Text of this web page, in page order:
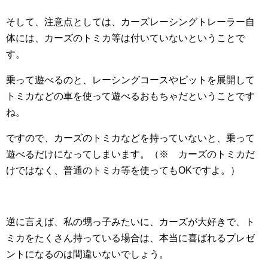
そして、注意点としては、カーズレーシングトレーラー自
体には、カーズのトミカ等は付いていないということで
す。
乗って遊べるのと、レーシングコースやピットを展開して
トミカなどの車を使って遊べるおもちゃだということです
ね。
ですので、カーズのトミカなどを持っていないと、乗って
遊べるだけになってしまいます。（※ カーズのトミカだ
けではなく、普通のトミカ等を使ってもOKですよ。）
逆に言えば、私の甥っ子みたいに、カーズが大好きで、ト
ミカをたくさん持っている場合は、本当に喜ばれるプレゼ
ントになるのは間違いないでしょう。